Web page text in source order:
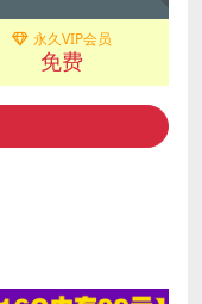
永久VIP会员
免费